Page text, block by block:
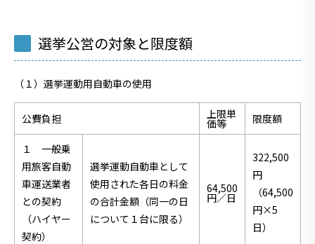
選挙公営の対象と限度額
（１）選挙運動用自動車の使用
公費負担 上限単
価等 限度額
１ 一般乗
用旅客自動
車運送業者
との契約
（ハイヤー
契約）
選挙運動自動車として
使用された各日の料金
の合計金額（同一の日
について１台に限る）
64,500
円／日
322,500
円
（64,500
円×5
日）